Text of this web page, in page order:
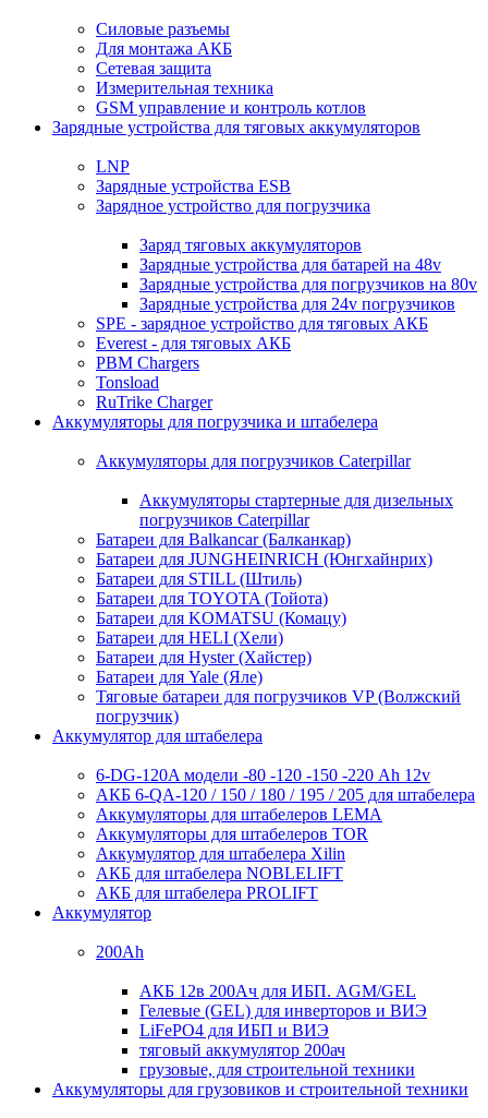
Силовые разъемы
Для монтажа АКБ
Сетевая защита
Измерительная техника
GSM управление и контроль котлов
Зарядные устройства для тяговых аккумуляторов
LNP
Зарядные устройства ESB
Зарядное устройство для погрузчика
Заряд тяговых аккумуляторов
Зарядные устройства для батарей на 48v
Зарядные устройства для погрузчиков на 80v
Зарядные устройства для 24v погрузчиков
SPE - зарядное устройство для тяговых АКБ
Everest - для тяговых АКБ
PBM Chargers
Tonsload
RuTrike Charger
Аккумуляторы для погрузчика и штабелера
Аккумуляторы для погрузчиков Caterpillar
Аккумуляторы стартерные для дизельных
погрузчиков Caterpillar
Батареи для Balkancar (Балканкар)
Батареи для JUNGHEINRICH (Юнгхайнрих)
Батареи для STILL (Штиль)
Батареи для TOYOTA (Тойота)
Батареи для KOMATSU (Комацу)
Батареи для HELI (Хели)
Батареи для Hyster (Хайстер)
Батареи для Yale (Яле)
Тяговые батареи для погрузчиков VP (Волжский
погрузчик)
Аккумулятор для штабелера
6-DG-120A модели -80 -120 -150 -220 Ah 12v
АКБ 6-QA-120 / 150 / 180 / 195 / 205 для штабелера
Аккумуляторы для штабелеров LEMA
Аккумуляторы для штабелеров TOR
Аккумулятор для штабелера Xilin
АКБ для штабелера NOBLELIFT
АКБ для штабелера PROLIFT
Аккумулятор
200Ah
АКБ 12в 200Ач для ИБП. AGM/GEL
Гелевые (GEL) для инверторов и ВИЭ
LiFePO4 для ИБП и ВИЭ
тяговый аккумулятор 200ач
грузовые, для строительной техники
Аккумуляторы для грузовиков и строительной техники